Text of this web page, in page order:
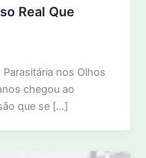
Real Que
nos Olhos
chegou ao
que se […]